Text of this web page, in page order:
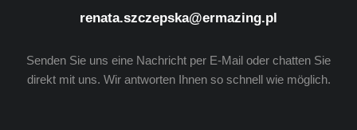
renata.szczepska@ermazing.pl
Senden Sie uns eine Nachricht per E-Mail oder chatten Sie
direkt mit uns. Wir antworten Ihnen so schnell wie möglich.